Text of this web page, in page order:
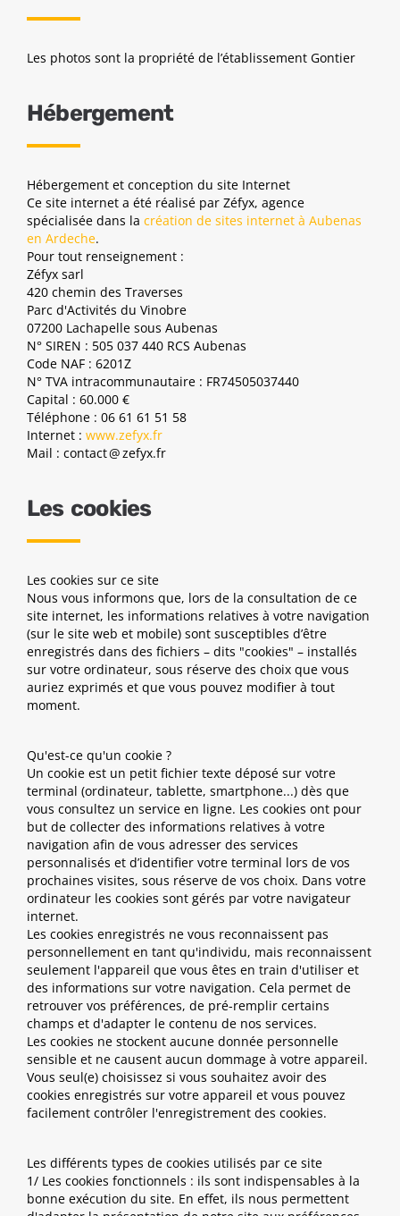
Les photos sont la propriété de l’établissement Gontier
Hébergement
Hébergement et conception du site Internet
Ce site internet a été réalisé par Zéfyx, agence
spécialisée dans la création de sites internet à Aubenas
en Ardeche.
Pour tout renseignement :
Zéfyx sarl
420 chemin des Traverses
Parc d'Activités du Vinobre
07200 Lachapelle sous Aubenas
N° SIREN : 505 037 440 RCS Aubenas
Code NAF : 6201Z
N° TVA intracommunautaire : FR74505037440
Capital : 60.000 €
Téléphone : 06 61 61 51 58
Internet : www.zefyx.fr
Mail : contact @ zefyx.fr
Les cookies
Les cookies sur ce site
Nous vous informons que, lors de la consultation de ce
site internet, les informations relatives à votre navigation
(sur le site web et mobile) sont susceptibles d’être
enregistrés dans des fichiers – dits "cookies" – installés
sur votre ordinateur, sous réserve des choix que vous
auriez exprimés et que vous pouvez modifier à tout
moment.
Qu'est-ce qu'un cookie ?
Un cookie est un petit fichier texte déposé sur votre
terminal (ordinateur, tablette, smartphone...) dès que
vous consultez un service en ligne. Les cookies ont pour
but de collecter des informations relatives à votre
navigation afin de vous adresser des services
personnalisés et d’identifier votre terminal lors de vos
prochaines visites, sous réserve de vos choix. Dans votre
ordinateur les cookies sont gérés par votre navigateur
internet.
Les cookies enregistrés ne vous reconnaissent pas
personnellement en tant qu'individu, mais reconnaissent
seulement l'appareil que vous êtes en train d'utiliser et
des informations sur votre navigation. Cela permet de
retrouver vos préférences, de pré-remplir certains
champs et d'adapter le contenu de nos services.
Les cookies ne stockent aucune donnée personnelle
sensible et ne causent aucun dommage à votre appareil.
Vous seul(e) choisissez si vous souhaitez avoir des
cookies enregistrés sur votre appareil et vous pouvez
facilement contrôler l'enregistrement des cookies.
Les différents types de cookies utilisés par ce site
1/ Les cookies fonctionnels : ils sont indispensables à la
bonne exécution du site. En effet, ils nous permettent